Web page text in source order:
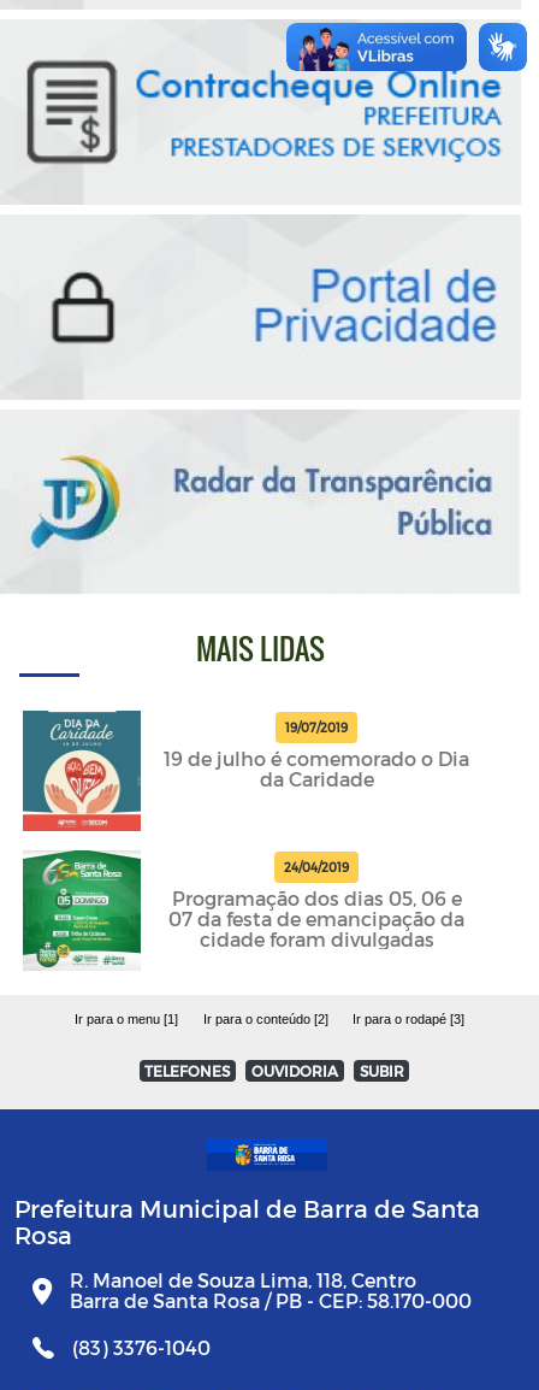
MAIS LIDAS
19/07/2019
19 de julho é comemorado o Dia
da Caridade
24/04/2019
Programação dos dias 05, 06 e
07 da festa de emancipação da
cidade foram divulgadas
Ir para o menu [1] Ir para o conteúdo [2] Ir para o rodapé [3]
TELEFONES OUVIDORIA SUBIR
Prefeitura Municipal de Barra de Santa
Rosa
R. Manoel de Souza Lima, 118, Centro
Barra de Santa Rosa / PB - CEP: 58.170-000
(83) 3376-1040